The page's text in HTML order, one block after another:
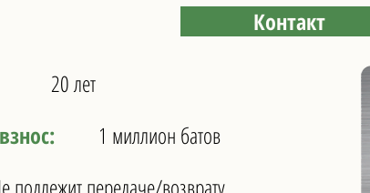
Контакт
20 лет
1 миллион батов